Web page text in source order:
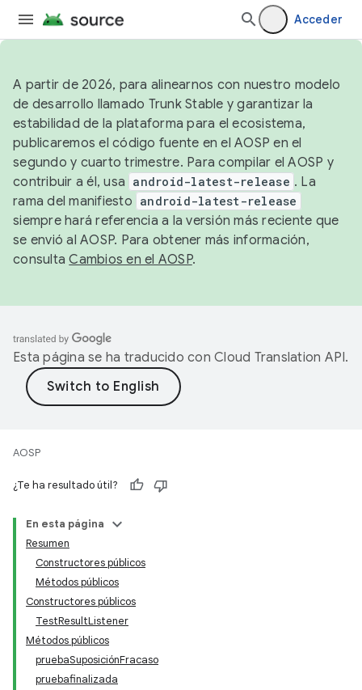
Acceder
A partir de 2026, para alinearnos con nuestro modelo
de desarrollo llamado Trunk Stable y garantizar la
estabilidad de la plataforma para el ecosistema,
publicaremos el código fuente en el AOSP en el
segundo y cuarto trimestre. Para compilar el AOSP y
contribuir a él, usa android-latest-release . La
rama del manifiesto android-latest-release
siempre hará referencia a la versión más reciente que
se envió al AOSP. Para obtener más información,
consultaCambios en el AOSP.
Esta página se ha traducido con Cloud Translation API.
AOSP
¿Te ha resultado útil?
En esta página
Resumen
Constructores públicos
Métodos públicos
Constructores públicos
TestResultListener
Métodos públicos
pruebaSuposiciónFracaso
pruebafinalizada